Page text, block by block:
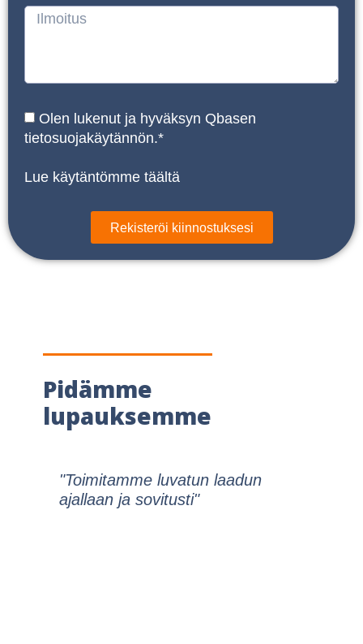
Olen lukenut ja hyväksyn Qbasen
tietosuojakäytännön.*
Lue käytäntömme täältä
Rekisteröi kiinnostuksesi
Pidämme
lupauksemme
"Toimitamme luvatun laadun
ajallaan ja sovitusti"